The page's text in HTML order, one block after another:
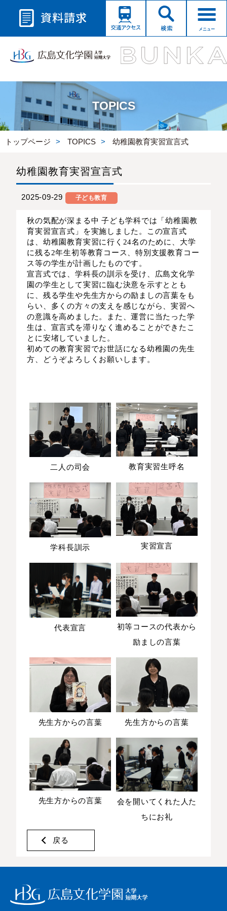
メニュー
TOPICS
トップページ TOPICS 幼稚園教育実習宣言式
幼稚園教育実習宣言式
2025-09-29 子ども教育
秋の気配が深まる中 子ども学科では「幼稚園教
育実習宣言式」を実施しました。この宣言式
は、幼稚園教育実習に行く24名のために、大学
に残る2年生初等教育コース、特別支援教育コー
ス等の学生が計画したものです。
宣言式では、学科長の訓示を受け、広島文化学
園の学生として実習に臨む決意を示すととも
に、残る学生や先生方からの励ましの言葉をも
らい、多くの方々の支えを感じながら、実習へ
の意識を高めました。また、運営に当たった学
生は、宣言式を滞りなく進めることができたこ
とに安堵していました。
初めての教育実習でお世話になる幼稚園の先生
方、どうぞよろしくお願いします。
二人の司会 教育実習生呼名
学科長訓示 実習宣言
代表宣言
初等コースの代表から
励ましの言葉
先生方からの言葉 先生方からの言葉
先生方からの言葉
会を開いてくれた人た
ちにお礼
戻る